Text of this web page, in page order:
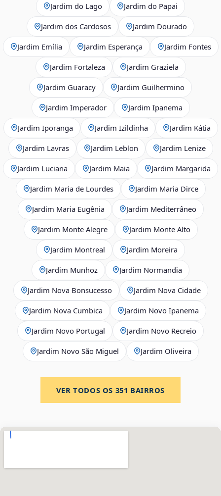
Jardim do Lago Jardim do Papai
Jardim dos Cardosos Jardim Dourado
Jardim Emília Jardim Esperança Jardim Fontes
Jardim Fortaleza Jardim Graziela
Jardim Guaracy Jardim Guilhermino
Jardim Imperador Jardim Ipanema
Jardim Iporanga Jardim Izildinha Jardim Kátia
Jardim Lavras Jardim Leblon Jardim Lenize
Jardim Luciana Jardim Maia Jardim Margarida
Jardim Maria de Lourdes Jardim Maria Dirce
Jardim Maria Eugênia Jardim Mediterrâneo
Jardim Monte Alegre Jardim Monte Alto
Jardim Montreal Jardim Moreira
Jardim Munhoz Jardim Normandia
Jardim Nova Bonsucesso Jardim Nova Cidade
Jardim Nova Cumbica Jardim Novo Ipanema
Jardim Novo Portugal Jardim Novo Recreio
Jardim Novo São Miguel Jardim Oliveira
VER TODOS OS 351 BAIRROS